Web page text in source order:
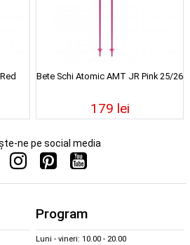
Bete Schi Atomic AMT JR Pink 25/26
179 lei
ne pe social media
Program
Luni - vineri: 10.00 - 20.00